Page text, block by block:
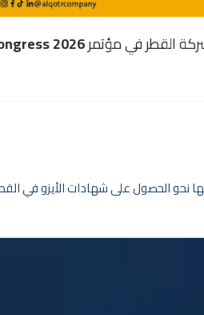
القطر في مؤتمر2026